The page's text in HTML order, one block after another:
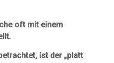
oft mit einem
ist der „platt